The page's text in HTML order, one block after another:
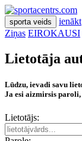
sporta veids
ienākt
Ziņas EIROKAUSI
Lietotāja
Lūdzu, ievadi savu
Ja esi aizmirsis paroli,
Lietotājs: